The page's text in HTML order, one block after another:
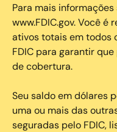
Para mais
www.FDIC.gov. Você
ativos totais em todos
FDIC para garantir
de cobertura.
Seu saldo em dólares
uma ou mais das
seguradas pelo FDIC,